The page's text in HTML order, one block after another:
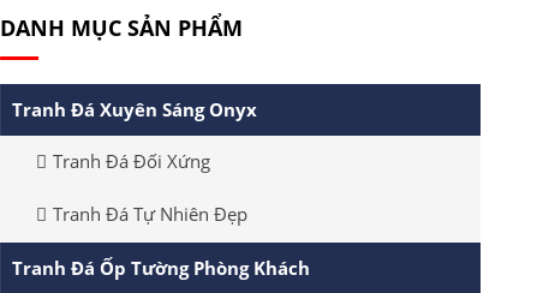
DANH MỤC SẢN PHẨM
Tranh Đá Xuyên Sáng Onyx
Tranh Đá Đối Xứng
Tranh Đá Tự Nhiên Đẹp
Tranh Đá Ốp Tường Phòng Khách